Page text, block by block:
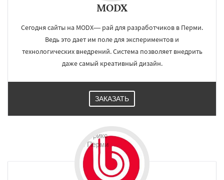
MODX
Сегодня сайты на MODX— рай для разработчиков в Перми.
Ведь это дает им поле для экспериментов и
технологических внедрений. Система позволяет внедрить
даже самый креативный дизайн.
ЗАКАЗАТЬ